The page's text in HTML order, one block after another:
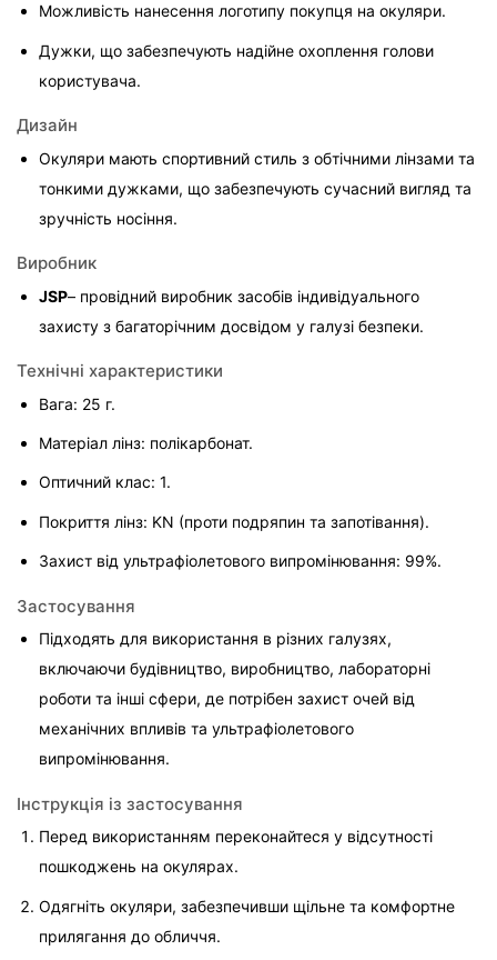
Можливість нанесення логотипу покупця на окуляри.
Дужки, що забезпечують надійне охоплення голови
користувача.
Дизайн
Окуляри мають спортивний стиль з обтічними лінзами та
тонкими дужками, що забезпечують сучасний вигляд та
зручність носіння.
Виробник
JSP– провідний виробник засобів індивідуального
захисту з багаторічним досвідом у галузі безпеки.
Технічні характеристики
Вага: 25 г.
Матеріал лінз: полікарбонат.
Оптичний клас: 1.
Покриття лінз: KN (проти подряпин та запотівання).
Захист від ультрафіолетового випромінювання: 99%.
Застосування
Підходять для використання в різних галузях,
включаючи будівництво, виробництво, лабораторні
роботи та інші сфери, де потрібен захист очей від
механічних впливів та ультрафіолетового
випромінювання.
Інструкція із застосування
Перед використанням переконайтеся у відсутності
пошкоджень на окулярах.
Одягніть окуляри, забезпечивши щільне та комфортне
прилягання до обличчя.